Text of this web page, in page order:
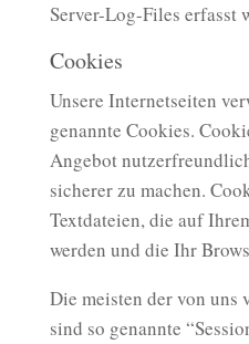
Server-Log-Files erfasst
Cookies
Unsere Internetseiten
genannte Cookies.
Angebot
sicherer zu machen.
Textdateien, die auf
werden und die Ihr
Die meisten der von uns
sind so genannte